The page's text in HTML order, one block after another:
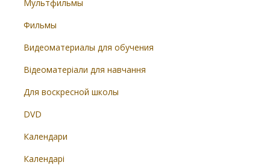
Мультфильмы
Фильмы
Видеоматериалы для обучения
Відеоматеріали для навчання
Для воскресной школы
DVD
Календари
Календарі